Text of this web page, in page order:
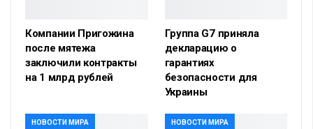
Компании Пригожина
после мятежа
заключили контракты
на 1 млрд рублей
Группа G7 приняла
декларацию о
гарантиях
безопасности для
Украины
НОВОСТИ МИРА НОВОСТИ МИРА